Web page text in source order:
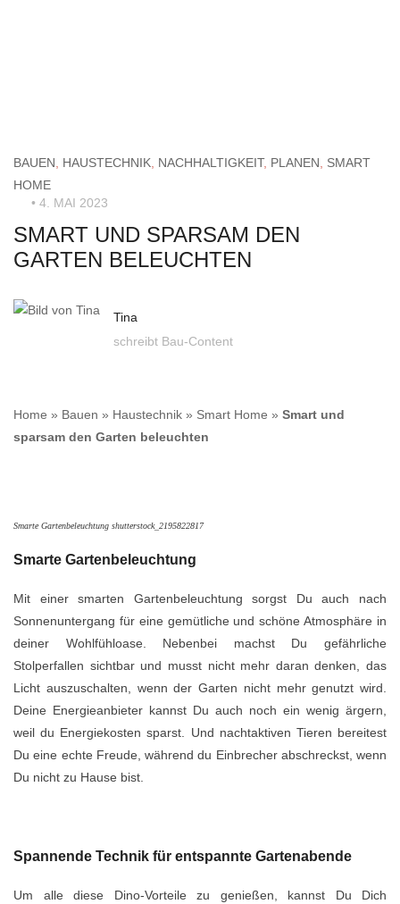
BAUEN HAUSTECHNIK NACHHALTIGKEIT, PLANEN
SMART
HOME
• 4. MAI 2023
SMART UND SPARSAM DEN
GARTEN BELEUCHTEN
Tina
schreibt Bau-Content
Home » Bauen » Haustechnik » Smart Home » Smart und
sparsam den Garten beleuchten
Smarte Gartenbeleuchtung shutterstock_2195822817
Smarte Gartenbeleuchtung
Mit einer smarten Gartenbeleuchtung sorgst Du auch nach
Sonnenuntergang für eine gemütliche und schöne Atmosphäre in
deiner Wohlfühloase. Nebenbei machst Du gefährliche
Stolperfallen sichtbar und musst nicht mehr daran denken, das
Licht auszuschalten, wenn der Garten nicht mehr genutzt wird.
Deine Energieanbieter kannst Du auch noch ein wenig ärgern,
weil du Energiekosten sparst. Und nachtaktiven Tieren bereitest
Du eine echte Freude, während du Einbrecher abschreckst, wenn
Du nicht zu Hause bist.
Spannende Technik für entspannte Gartenabende
Um alle diese Dino-Vorteile zu genießen, kannst Du Dich